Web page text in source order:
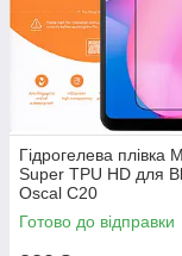
Гідрогелева плівка
Super TPU HD для
Oscal C20
Готово до відправки